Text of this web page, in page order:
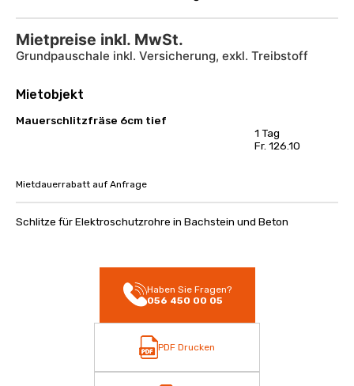
Mietpreise inkl. MwSt.
Grundpauschale inkl. Versicherung, exkl. Treibstoff
Mietobjekt
Mauerschlitzfräse 6cm tief
1 Tag
Fr. 126.10
Mietdauerrabatt auf Anfrage
Schlitze für Elektroschutzrohre in Bachstein und Beton
Haben Sie Fragen?
056 450 00 05
PDF Drucken